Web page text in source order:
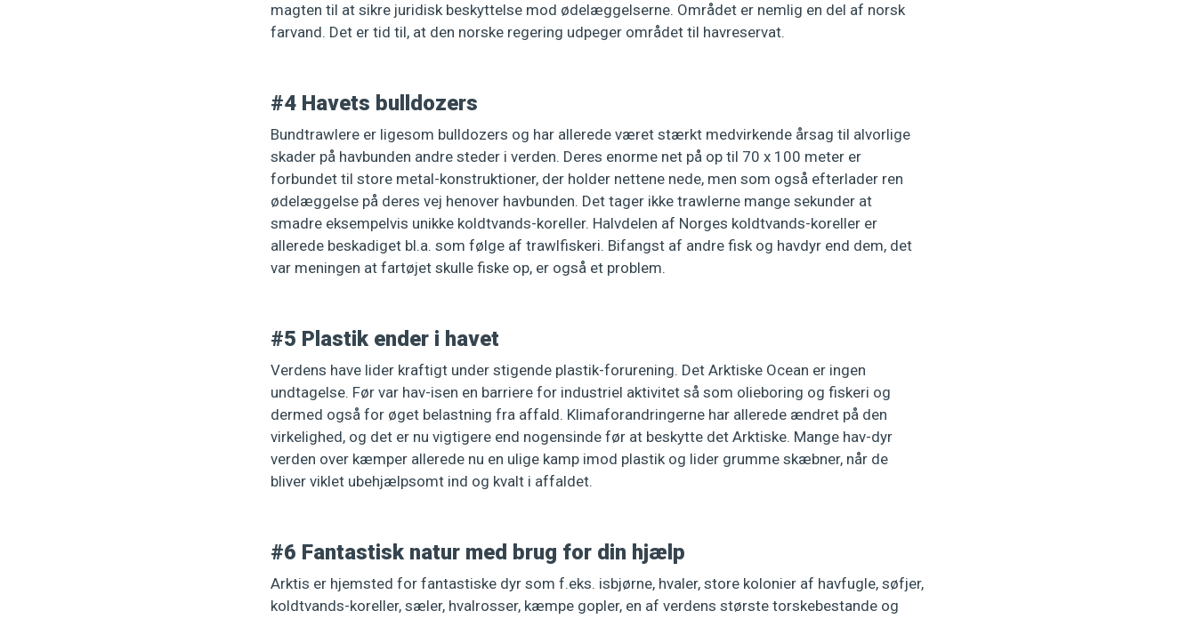
magten til at sikre juridisk beskyttelse mod ødelæggelserne. Området er nemlig en del af norsk
farvand. Det er tid til, at den norske regering udpeger området til havreservat.
#4 Havets bulldozers
Bundtrawlere er ligesom bulldozers og har allerede været stærkt medvirkende årsag til alvorlige
skader på havbunden andre steder i verden. Deres enorme net på op til 70 x 100 meter er
forbundet til store metal-konstruktioner, der holder nettene nede, men som også efterlader ren
ødelæggelse på deres vej henover havbunden. Det tager ikke trawlerne mange sekunder at
smadre eksempelvis unikke koldtvands-koreller. Halvdelen af Norges koldtvands-koreller er
allerede beskadiget bl.a. som følge af trawlfiskeri. Bifangst af andre fisk og havdyr end dem, det
var meningen at fartøjet skulle fiske op, er også et problem.
#5 Plastik ender i havet
Verdens have lider kraftigt under stigende plastik-forurening. Det Arktiske Ocean er ingen
undtagelse. Før var hav-isen en barriere for industriel aktivitet så som olieboring og fiskeri og
dermed også for øget belastning fra affald. Klimaforandringerne har allerede ændret på den
virkelighed, og det er nu vigtigere end nogensinde før at beskytte det Arktiske. Mange hav-dyr
verden over kæmper allerede nu en ulige kamp imod plastik og lider grumme skæbner, når de
bliver viklet ubehjælpsomt ind og kvalt i affaldet.
#6 Fantastisk natur med brug for din hjælp
Arktis er hjemsted for fantastiske dyr som f.eks. isbjørne, hvaler, store kolonier af havfugle, søfjer,
koldtvands-koreller, sæler, hvalrosser, kæmpe gopler, en af verdens største torskebestande og